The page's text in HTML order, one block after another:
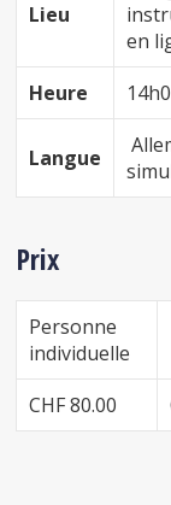
Lieu
en
Heure
Langue
Prix
Personne
individuelle
CHF 80.00